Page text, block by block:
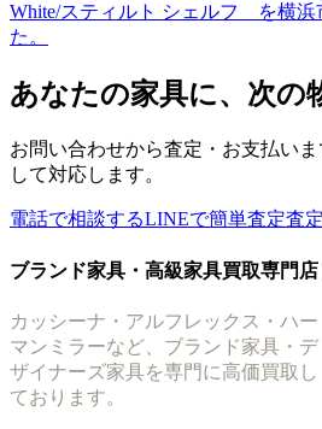
White/スティルト シェルフ を横浜
た。
あなたの家具に、次の
お問い合わせから査定・お支払い
して対応します。
電話で相談するLINEで簡単査定査
ブランド家具・高級家具買取専門
カッシーナ・アルフレックス・ハー
マンミラーなど、ブランド家具・デ
ザイナーズ家具を専門に高価買取し
ております。